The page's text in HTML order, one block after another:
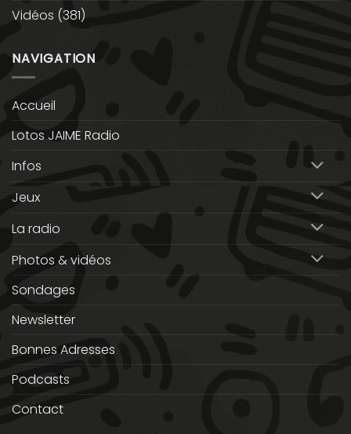
Vidéos (381)
NAVIGATION
Accueil
Lotos JAIME Radio
Infos
Jeux
La radio
Photos & vidéos
Sondages
Newsletter
Bonnes Adresses
Podcasts
Contact